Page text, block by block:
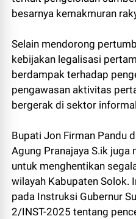
besarnya kemakmuran
Selain mendorong
kebijakan legalisasi
berdampak terhadap
pengawasan aktivitas
bergerak di sektor
Bupati Jon Firman Pandu
Agung Pranajaya S.ik
untuk menghentikan
wilayah Kabupaten Solok.
pada Instruksi Gubernur
2/INST-2025 tentang